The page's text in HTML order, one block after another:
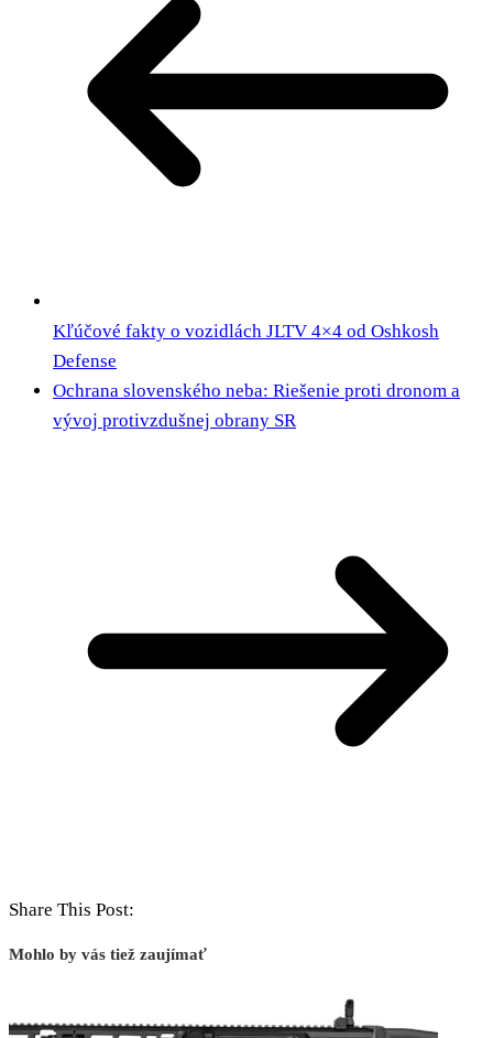
Kľúčové fakty o vozidlách JLTV 4×4 od Oshkosh
Defense
Ochrana slovenského neba: Riešenie proti dronom a
vývoj protivzdušnej obrany SR
Share This Post:
Mohlo by vás tiež zaujímať